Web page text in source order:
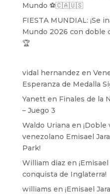
Mundo ⚽️🇨🇦🇺🇸
FIESTA MUNDIAL: ¡Se
Mundo 2026 con doble
🏆
vidal hernandez en
Esperanza de Medalla
Yanetten Finales de la
– Juego 3
Waldo Uriana en
venezolano Emisael
Park!
William diaz en
conquista de Inglaterra!
williams en ¡Emisael